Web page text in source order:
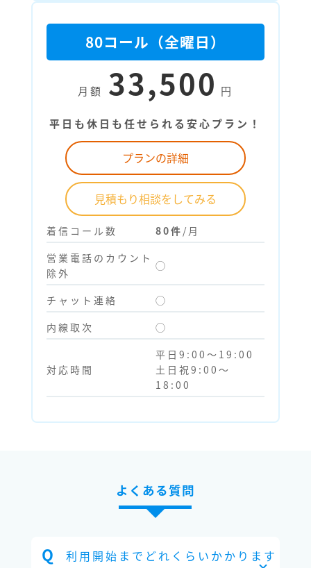
80コール（全曜日）
月額 33,500 円
平日も休日も任せられる安心プラン！
プランの詳細
見積もり相談をしてみる
着信コール数 80件 /月
営業電話のカウント
除外
◯
チャット連絡
◯
内線取次
◯
対応時間
平日9:00～19:00
土日祝9:00～
18:00
よくある質問
利用開始までどれくらいかかります